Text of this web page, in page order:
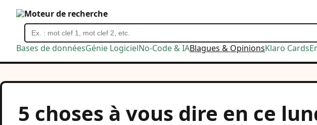
Bases de donnéesGénie LogicielNo-Code & IABlagues & OpinionsKlaro Cards
Moteur de recherche
5 choses à vous dire en ce